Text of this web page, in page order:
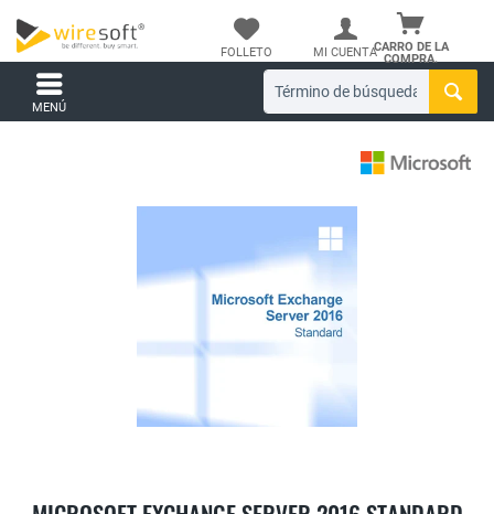
CARRO DE LA
COMPRA.
FOLLETO MI CUENTA
MENÚ